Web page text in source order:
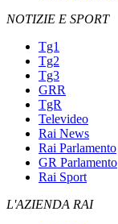
NOTIZIE E SPORT
Tg1
Tg2
Tg3
GRR
TgR
Televideo
Rai News
Rai Parlamento
GR Parlamento
Rai Sport
L'AZIENDA RAI